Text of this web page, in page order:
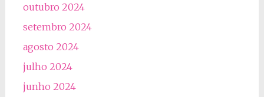
outubro 2024
setembro 2024
agosto 2024
julho 2024
junho 2024